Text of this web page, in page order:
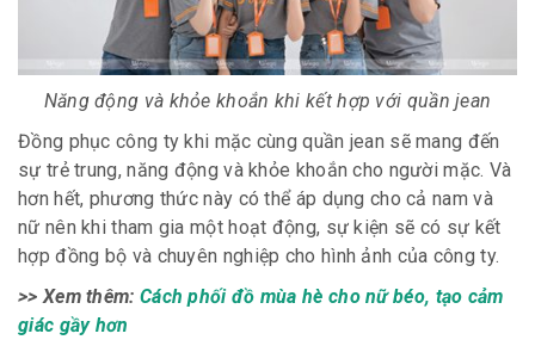
Năng động và khỏe khoắn khi kết hợp với quần jean
Đồng phục công ty khi mặc cùng quần jean sẽ mang đến
sự trẻ trung, năng động và khỏe khoắn cho người mặc. Và
hơn hết, phương thức này có thể áp dụng cho cả nam và
nữ nên khi tham gia một hoạt động, sự kiện sẽ có sự kết
hợp đồng bộ và chuyên nghiệp cho hình ảnh của công ty.
>> Xem thêm: Cách phối đồ mùa hè cho nữ béo, tạo cảm
giác gầy hơn